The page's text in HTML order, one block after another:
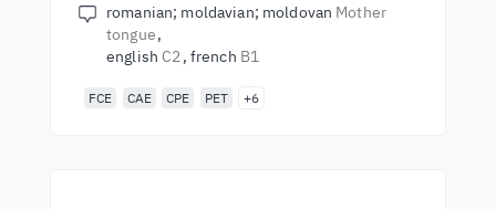
romanian; moldavian; moldovan Mother
tongue
english C2 french B1
FCE CAE CPE PET +6